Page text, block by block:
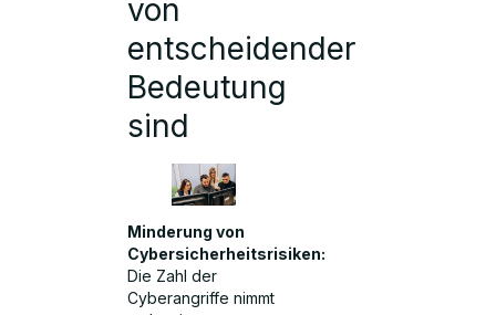
von
entscheidender
Bedeutung
sind
Minderung von
Cybersicherheitsrisiken:
Die Zahl der
Cyberangriffe nimmt